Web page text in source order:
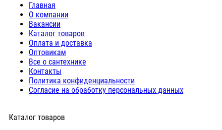
Главная
О компании
Вакансии
Каталог товаров
Оплата и доставка
Оптовикам
Все о сантехнике
Контакты
Политика конфиденциальности
Согласие на обработку персональных данных
Каталог товаров